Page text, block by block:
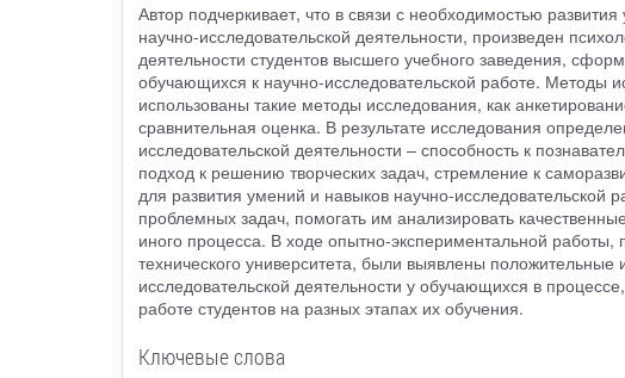
Автор подчеркивает, что в связи с необходимостью
научно-исследовательской деятельности, произведен
деятельности студентов высшего учебного заведения,
обучающихся к научно-исследовательской работе. Методы
использованы такие методы исследования, как
сравнительная оценка. В результате исследования
исследовательской деятельности – способность к
подход к решению творческих задач, стремление к
для развития умений и навыков научно-исследовательской
проблемных задач, помогать им анализировать
иного процесса. В ходе опытно-экспериментальной
технического университета, были выявлены
исследовательской деятельности у обучающихся в
работе студентов на разных этапах их обучения.
Ключевые слова